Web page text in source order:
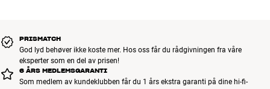
PRISMATCH
God lyd behøver ikke koste mer. Hos oss får du rådgivningen fra våre
eksperter som en del av prisen!
6 ÅRS MEDLEMSGARANTI
Som medlem av kundeklubben får du 1 års ekstra garanti på dine hi-fi-